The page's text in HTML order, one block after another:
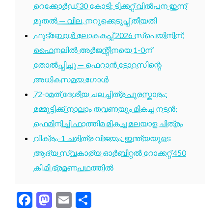
റെക്കോർഡ് 30 കോടി; ടിക്കറ്റ് വിൽപന ഇന്ന്
മുതൽ — വില, നറുക്കെടുപ്പ് തീയതി
ഫുട്ബോൾ ലോകകപ്പ് 2026 സ്പെയിനിന്;
ഫൈനലിൽ അർജന്റീനയെ 1-0ന്
തോൽപ്പിച്ചു — ഫെറാൻ ടോറസിന്റെ
അധികസമയ ഗോൾ
72-ാമത് ദേശീയ ചലച്ചിത്ര പുരസ്കാരം:
മമ്മൂട്ടിക്ക് നാലാം തവണയും മികച്ച നടൻ;
ഫെമിനിച്ചി ഫാത്തിമ മികച്ച മലയാള ചിത്രം
വിക്രം-1 ചരിത്ര വിജയം: ഇന്ത്യയുടെ
ആദ്യ സ്വകാര്യ ഓർബിറ്റൽ റോക്കറ്റ് 450
കി.മീ ഭ്രമണപഥത്തിൽ
Facebook
Mastodon
Email